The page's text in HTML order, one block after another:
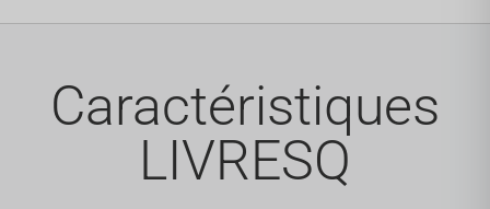
Caractéristiques
LIVRESQ